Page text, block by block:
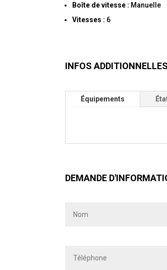
Boîte de vitesse : Manuelle
Vitesses : 6
INFOS
Équipements
DEMANDE